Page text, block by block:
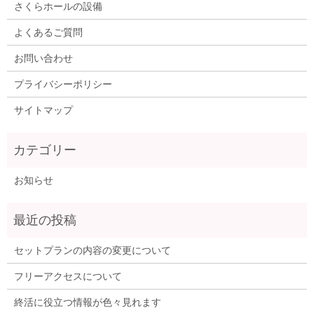
さくらホールの設備
よくあるご質問
お問い合わせ
プライバシーポリシー
サイトマップ
お知らせ
セットプランの内容の変更について
フリーアクセスについて
終活に役立つ情報が色々見れます